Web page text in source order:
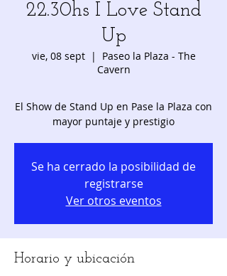
22.30hs I Love Stand
Up
vie, 08 sept
  |
Paseo la Plaza - The
Cavern
El Show de Stand Up en Pase la Plaza con
Se ha cerrado la posibilidad de
registrarse
Ver otros eventos
Horario y ubicación